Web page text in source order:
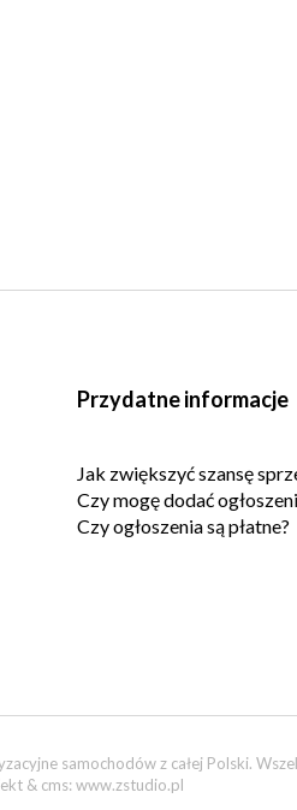
Przydatne informacje
Jak zwiększyć szansę
Czy mogę dodać
Czy ogłoszenia są płatne?
samochodów z całej Polski.
& cms: www.zstudio.pl